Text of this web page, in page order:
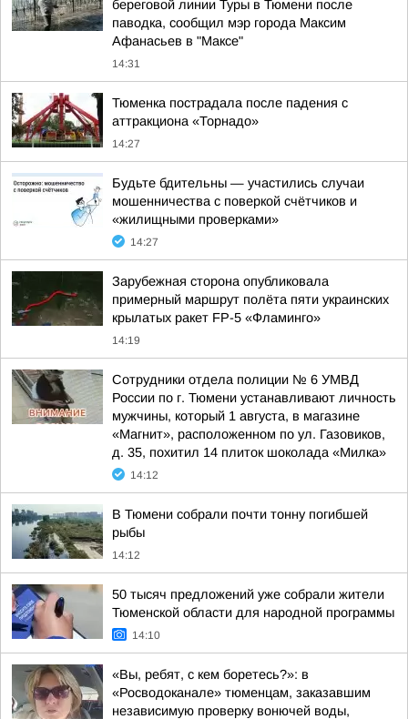
береговой линии Туры в Тюмени после
паводка, сообщил мэр города Максим
Афанасьев в "Максе"
14:31
Тюменка пострадала после падения с
аттракциона «Торнадо»
14:27
Будьте бдительны — участились случаи
мошенничества с поверкой счётчиков и
«жилищными проверками»
14:27
Зарубежная сторона опубликовала
примерный маршрут полёта пяти украинских
крылатых ракет FP-5 «Фламинго»
14:19
Сотрудники отдела полиции № 6 УМВД
России по г. Тюмени устанавливают личность
мужчины, который 1 августа, в магазине
«Магнит», расположенном по ул. Газовиков,
д. 35, похитил 14 плиток шоколада «Милка»
14:12
В Тюмени собрали почти тонну погибшей
рыбы
14:12
50 тысяч предложений уже собрали жители
Тюменской области для народной программы
14:10
«Вы, ребят, с кем боретесь?»: в
«Росводоканале» тюменцам, заказавшим
независимую проверку вонючей воды,